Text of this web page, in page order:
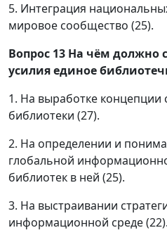
5. Интеграция
мировое сообщество (25).
Вопрос 13 На чём должно
усилия единое
1. На выработке концепции
библиотеки (27).
2. На определении и
глобальной
библиотек в ней (25).
3. На выстраивании
информационной среде (22).